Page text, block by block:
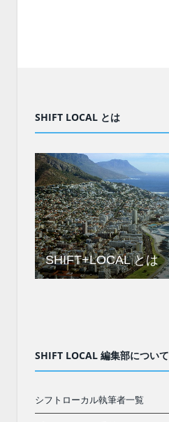
SHIFT LOCAL とは
SHIFT+LOCAL とは
SHIFT LOCAL 編集部について
シフトローカル執筆者一覧